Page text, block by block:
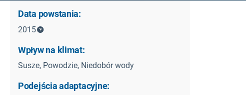
Data powstania:
2015
Wpływ na klimat:
Susze, Powodzie, Niedobór wody
Podejścia adaptacyjne: